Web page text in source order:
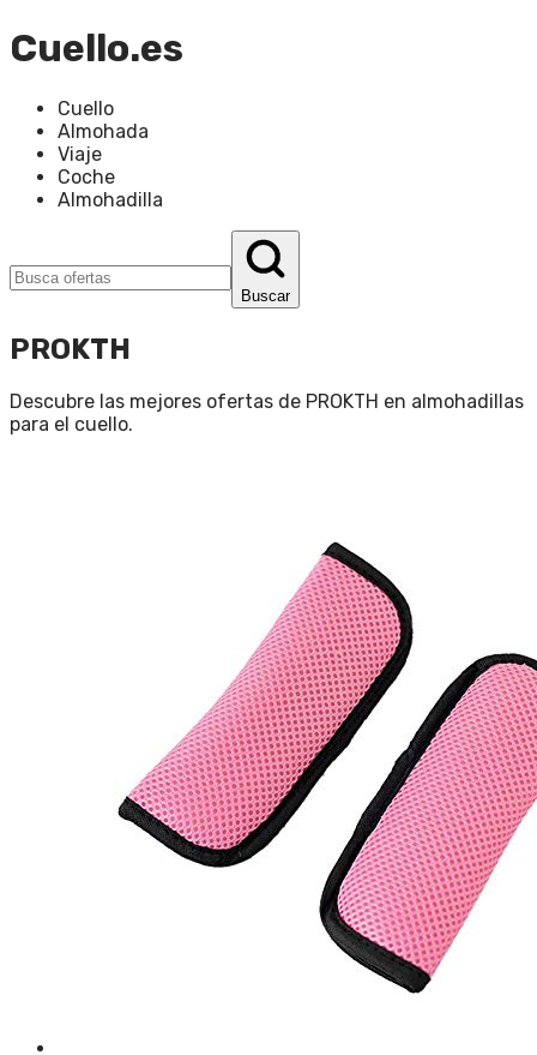
Cuello.es
Cuello
Almohada
Viaje
Coche
Almohadilla
Buscar
PROKTH
Descubre las mejores ofertas de PROKTH en almohadillas
para el cuello.